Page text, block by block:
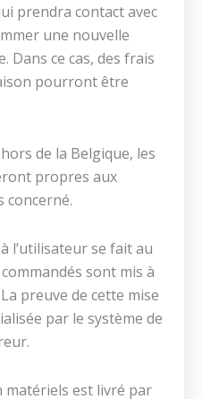
prendra contact avec
une nouvelle
Dans ce cas, des frais
pourront être
de la Belgique, les
propres aux
concerné.
l’utilisateur se fait au
sont mis à
preuve de cette mise
par le système de
matériels est livré par